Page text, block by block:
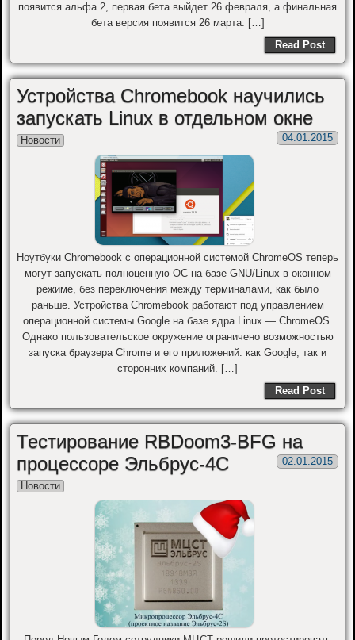
появится альфа 2, первая бета выйдет 26 февраля, а финальная
бета версия появится 26 марта. […]
Read Post
Устройства Chromebook научились
запускать Linux в отдельном окне
04.01.2015
Новости
Ноутбуки Chromebook с операционной системой ChromeOS теперь
могут запускать полноценную ОС на базе GNU/Linux в оконном
режиме, без переключения между терминалами, как было
раньше. Устройства Chromebook работают под управлением
операционной системы Google на базе ядра Linux — ChromeOS.
Однако пользовательское окружение ограничено возможностью
запуска браузера Chrome и его приложений: как Google, так и
сторонних компаний. […]
Read Post
Тестирование RBDoom3-BFG на
процессоре Эльбрус-4С
02.01.2015
Новости